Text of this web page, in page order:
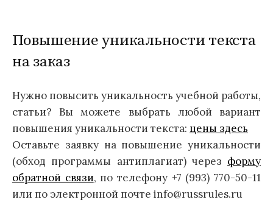
Повышение уникальности текста
на заказ
Нужно повысить уникальность учебной работы,
статьи? Вы можете выбрать любой вариант
повышения уникальности текста: цены здесь
Оставьте заявку на повышение уникальности
(обход программы антиплагиат) через форму
обратной связи, по телефону +7 (993) 770-50-11
или по электронной почте info@russrules.ru